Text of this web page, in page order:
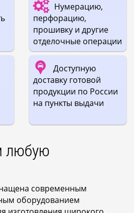
Нумерацию,
перфорацию,
прошивку и другие
отделочные операции
Доступную
доставку готовой
продукции по России
на пункты выдачи
любую
современным
оборудованием